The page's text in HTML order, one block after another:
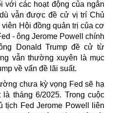
với các hoạt động của ngân
vẫn được đề cử vị trí Chủ
Hội đồng quản trị của cơ
- ông Jerome Powell chính
Donald Trump đề cử từ
vẫn thường xuyên là mục
về vấn đề lãi suất.
chưa kỳ vọng Fed sẽ hạ
tháng 6/2025. Trong cuộc
tịch Fed Jerome Powell liên